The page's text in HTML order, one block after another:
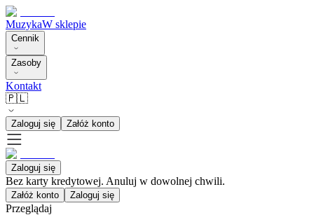
MuzykaW sklepie
Cennik
Zasoby
Kontakt
🇵🇱
Zaloguj się Załóż konto
Zaloguj się
Bez karty kredytowej. Anuluj w dowolnej chwili.
Załóż konto Zaloguj się
Przeglądaj